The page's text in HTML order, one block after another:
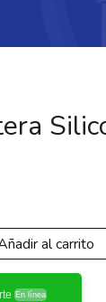
al carrito
En línea